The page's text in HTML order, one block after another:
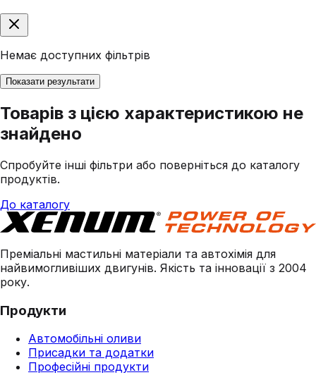
Немає доступних фільтрів
Показати результати
Товарів з цією характеристикою не
знайдено
Спробуйте інші фільтри або поверніться до каталогу
продуктів.
До каталогу
Преміальні мастильні матеріали та автохімія для
найвимогливіших двигунів. Якість та інновації з 2004
року.
Продукти
Автомобільні оливи
Присадки та додатки
Професійні продукти